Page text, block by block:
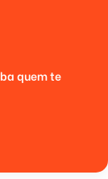
quem te